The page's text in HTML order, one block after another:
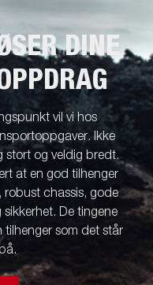
DINE
vil vi hos
Ikke
stort og veldig bredt.
at en god tilhenger
robust chassis, gode
De tingene
tilhenger som det står